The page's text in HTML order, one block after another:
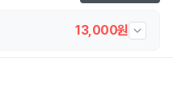
13,000원